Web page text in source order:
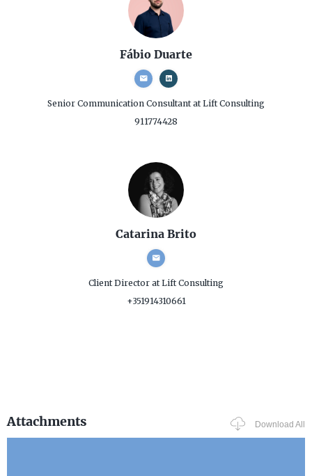
Fábio Duarte
Senior Communication Consultantat Lift Consulting
911774428
Catarina Brito
Client Director at Lift Consulting
+351914310661
Attachments Download All